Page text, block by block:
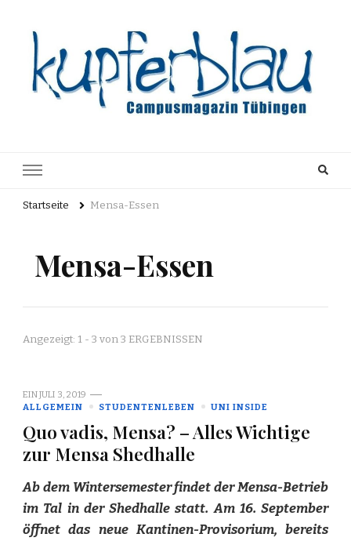
Archiv
Startseite Mensa-Essen
Mensa-Essen
Angezeigt: 1 - 3 von 3 ERGEBNISSEN
EINJULI 3, 2019
ALLGEMEIN
STUDENTENLEBEN UNI INSIDE
Quo vadis, Mensa? – Alles Wichtige
zur Mensa Shedhalle
Ab dem Wintersemester findet der Mensa-Betrieb
im Tal in der Shedhalle statt. Am 16. September
öffnet das neue Kantinen-Provisorium, bereits